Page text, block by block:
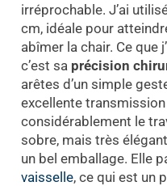
irréprochable. J’ai
cm, idéale pour
abîmer la chair. Ce que
c’est sa précision
arêtes d’un simple
excellente
considérablement le
sobre, mais très
un bel emballage. Elle
vaisselle, ce qui est un